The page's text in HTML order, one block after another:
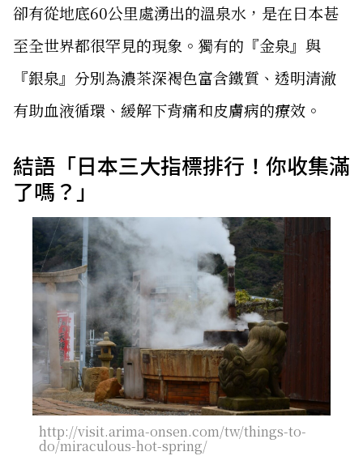
卻有從地底60公里處湧出的溫泉水，是在日本甚
至全世界都很罕見的現象。獨有的『金泉』與
『銀泉』分別為濃茶深褐色富含鐵質、透明清澈
有助血液循環、緩解下背痛和皮膚病的療效。
結語「日本三大指標排行！你收集滿
了嗎？」
http://visit.arima-onsen.com/tw/things-to-
do/miraculous-hot-spring/